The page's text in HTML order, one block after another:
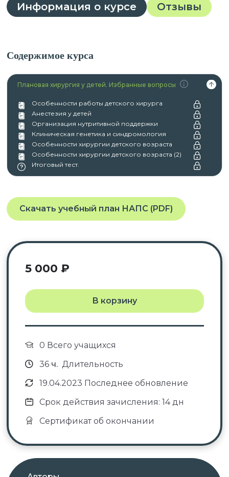
Информация о курсе Отзывы
Содержимое курса
Плановая хирургия у детей. Избранные вопросы
Особенности работы детского хирурга
Анестезия у детей
Организация нутритивной поддержки
Клиническая генетика и синдромология
Особенности хирургии детского возраста
Особенности хирургии детского возраста (2)
Итоговый тест.
Скачать учебный план НАПС (PDF)
5 000 ₽
В корзину
0 Всего учащихся
36ч. Длительность
19.04.2023 Последнее обновление
Срок действия зачисления: 14 дн
Сертификат об окончании